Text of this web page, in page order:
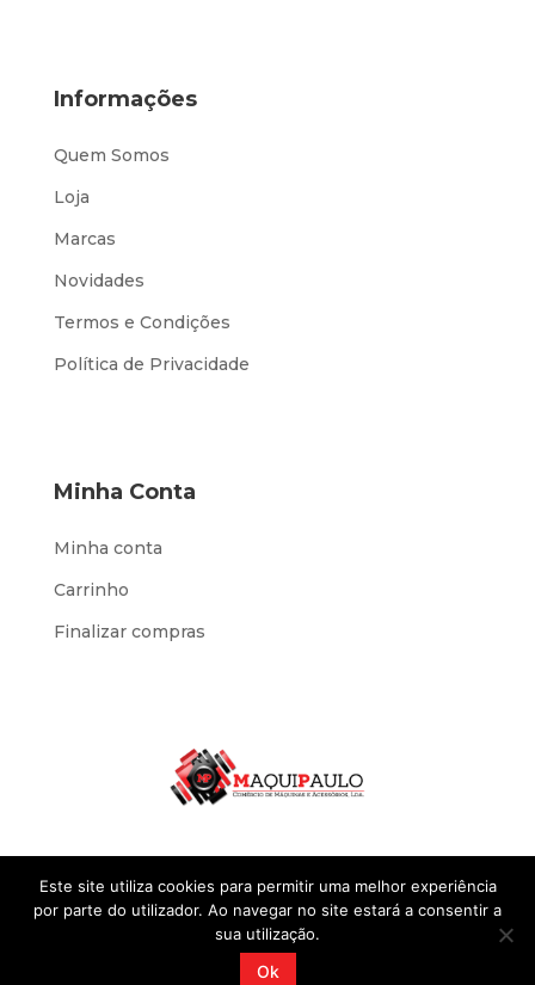
Informações
Quem Somos
Loja
Marcas
Novidades
Termos e Condições
Política de Privacidade
Minha Conta
Minha conta
Carrinho
Finalizar compras
IOL Negócios
Standard. Todos os direitos reservados.
Este site utiliza cookies para permitir uma melhor experiência
por parte do utilizador. Ao navegar no site estará a consentir a
sua utilização.
Ok